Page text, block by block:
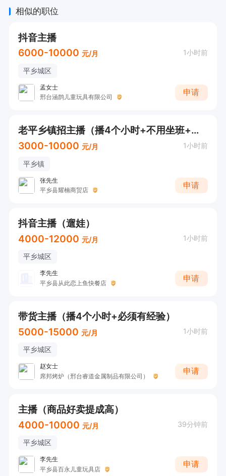
相似的职位
抖音主播
6000-10000 元/月 1小时前
平乡城区
孟女士
邢台涵鹊儿童玩具有限公司
申请
老平乡镇招主播（播4个小时+不用坐班+可接受小白+接受短期工）
3000-10000 元/月 1小时前
平乡镇
张先生
平乡县耀楠商贸店
申请
抖音主播（遛娃）
4000-12000 元/月 1小时前
平乡城区
李先生
平乡县从此恋上鱼快餐店
申请
带货主播（播4个小时+必须有经验）
5000-15000 元/月 1小时前
平乡城区
赵女士
席邦烤炉（邢台睿道金属制品有限公司）
申请
主播（商品好卖提成高）
4000-10000 元/月 39分钟前
平乡城区
李先生
平乡县百永儿童玩具店
申请